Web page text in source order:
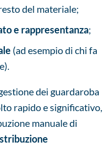
del materiale;
e rappresentanza;
(ad esempio di chi fa
dei guardaroba
rapido e significativo,
manuale di